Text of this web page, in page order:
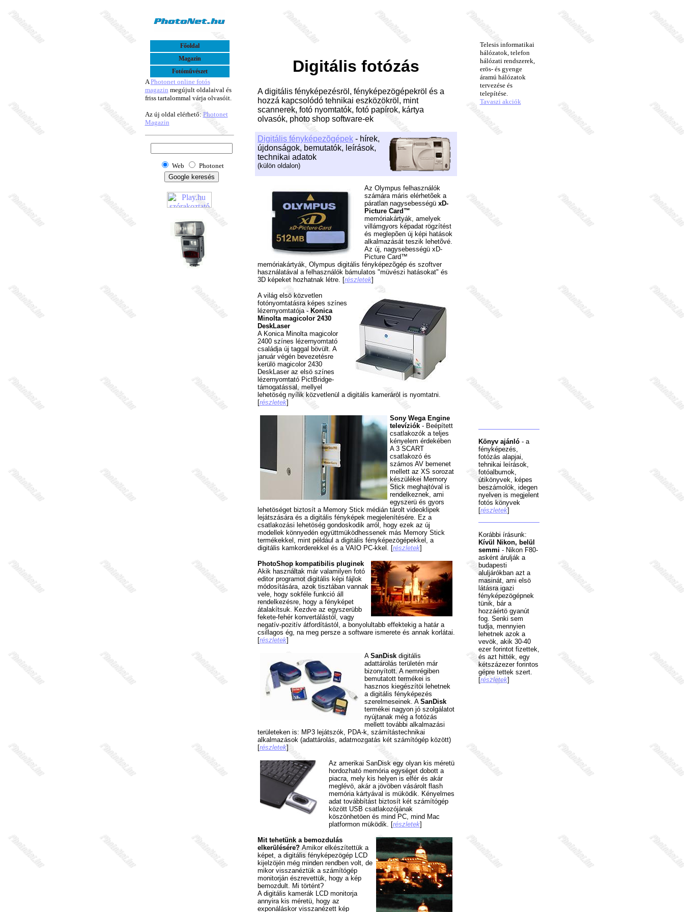
Főoldal
Magazin
Fotóművészet
APhotonet online fotós
magazin megújult oldalaival és
friss tartalommal várja olvasóit.
Az új oldal elérhető:Photonet
Magazin
Web Photonet
Digitális fotózás
A digitális fényképezésröl, fényképezögépekröl és a
hozzá kapcsolódó tehnikai eszközökröl, mint
scannerek, fotó nyomtatók, fotó papírok, kártya
olvasók, photo shop software-ek
Digitális fényképezõgépek - hírek,
újdonságok, bemutatók, leírások,
technikai adatok
(külön oldalon)
Az Olympus felhasználók
számára máris elérhetõek a
páratlan nagysebességü xD-
Picture Card™
memóriakártyák, amelyek
villámgyors képadat rögzítést
és meglepõen új képi hatások
alkalmazását teszik lehetõvé.
Az új, nagysebességü xD-
Picture Card™
memóriakártyák, Olympus digitális fényképezõgép és szoftver
használatával a felhasználók bámulatos "müvészi hatásokat" és
3D képeket hozhatnak létre. [részletek]
A világ elsö közvetlen
fotónyomtatásra képes színes
lézernyomtatója -Konica
Minolta magicolor 2430
DeskLaser
A Konica Minolta magicolor
2400 színes lézernyomtató
családja új taggal bövült. A
január végén bevezetésre
kerülö magicolor 2430
DeskLaser az elsö színes
lézernyomtató PictBridge-
támogatással, mellyel
lehetöség nyílik közvetlenül a digitális kameráról is nyomtatni.
[részletek]
Sony Wega Engine
televíziók- Beépített
csatlakozók a teljes
kényelem érdekében
A 3 SCART
csatlakozó és
számos AV bemenet
mellett az XS sorozat
készülékei Memory
Stick meghajtóval is
rendelkeznek, ami
egyszerü és gyors
lehetöséget biztosít a Memory Stick médián tárolt videoklipek
lejátszására és a digitális fényképek megjelenítésére. Ez a
csatlakozási lehetöség gondoskodik arról, hogy ezek az új
modellek könnyedén együttmüködhessenek más Memory Stick
termékekkel, mint például a digitális fényképezögépekkel, a
digitális kamkorderekkel és a VAIO PC-kkel. [részletek]
PhotoShop kompatibilis pluginek
Akik használtak már valamilyen fotó
editor programot digitális képi fájlok
módosítására, azok tisztában vannak
vele, hogy sokféle funkció áll
rendelkezésre, hogy a fényképet
átalakítsuk. Kezdve az egyszerübb
fekete-fehér konvertálástól, vagy
negatív-pozitív átfordítástól, a bonyolultabb effektekig a határ a
csillagos ég, na meg persze a software ismerete és annak korlátai.
[részletek]
A SanDiskdigitális
adattárolás területén már
bizonyított. A nemrégiben
bemutatott termékei is
hasznos kiegészítöi lehetnek
a digitális fényképezés
szerelmeseinek. A SanDisk
termékei nagyon jó szolgálatot
nyújtanak még a fotózás
mellett további alkalmazási
területeken is: MP3 lejátszók, PDA-k, számítástechnikai
alkalmazások (adattárolás, adatmozgatás két számítógép között)
[részletek]
Az amerikai SanDisk egy olyan kis méretü
hordozható memória egységet dobott a
piacra, mely kis helyen is elfér és akár
meglévö, akár a jövöben vásárolt flash
memória kártyával is müködik. Kényelmes
adat továbbítást biztosít két számítógép
között USB csatlakozójának
köszönhetöen és mind PC, mind Mac
platformon müködik. [részletek]
Mit tehetünk a bemozdulás
elkerülésére? Amikor elkészítettük a
képet, a digitális fényképezögép LCD
kijelzöjén még minden rendben volt, de
mikor visszanéztük a számítógép
monitorján észrevettük, hogy a kép
bemozdult. Mi történt?
A digitális kamerák LCD monitorja
annyira kis méretü, hogy az
exponáláskor visszanézett kép
Telesis informatikai
hálózatok, telefon
hálózati rendszerek,
erös- és gyenge
áramú hálózatok
tervezése és
telepítése.
Tavaszi akciók
Könyv ajánló- a
fényképezés,
fotózás alapjai,
tehnikai leírások,
fotóalbumok,
útikönyvek, képes
beszámolók, idegen
nyelven is megjelent
fotós könyvek
[részletek]
Korábbi írásunk:
Kívül Nikon, belül
semmi - Nikon F80-
asként árulják a
budapesti
aluljárókban azt a
masinát, ami elsö
látásra igazi
fényképezögépnek
tünik, bár a
hozzáértö gyanút
fog. Senki sem
tudja, mennyien
lehetnek azok a
vevök, akik 30-40
ezer forintot fizettek,
és azt hitték, egy
kétszázezer forintos
gépre tettek szert.
[részletek]